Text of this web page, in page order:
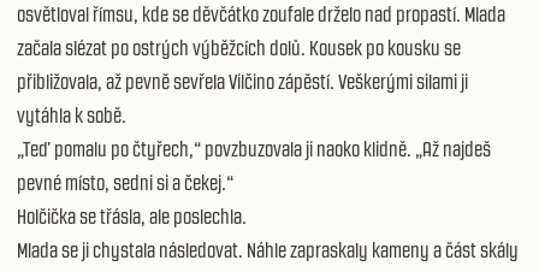
osvětloval římsu, kde se děvčátko zoufale drželo nad propastí. Mlada
začala slézat po ostrých výběžcích dolů. Kousek po kousku se
přibližovala, až pevně sevřela Vilčino zápěstí. Veškerými silami ji
vytáhla k sobě.
„Teď pomalu po čtyřech,“ povzbuzovala ji naoko klidně. „Až najdeš
pevné místo, sedni si a čekej.“
Holčička se třásla, ale poslechla.
Mlada se ji chystala následovat. Náhle zapraskaly kameny a část skály